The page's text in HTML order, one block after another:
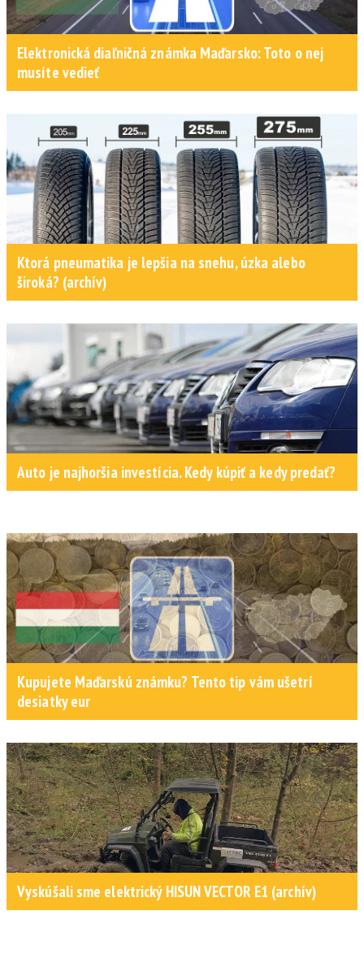
Elektronická diaľničná známka Maďarsko: Toto o nej
musíte vedieť
Ktorá pneumatika je lepšia na snehu, úzka alebo
široká? (archív)
Auto je najhoršia investícia. Kedy kúpiť a kedy predať?
Kupujete Maďarskú známku? Tento tip vám ušetrí
desiatky eur
Vyskúšali sme elektrický HISUN VECTOR E1 (archív)